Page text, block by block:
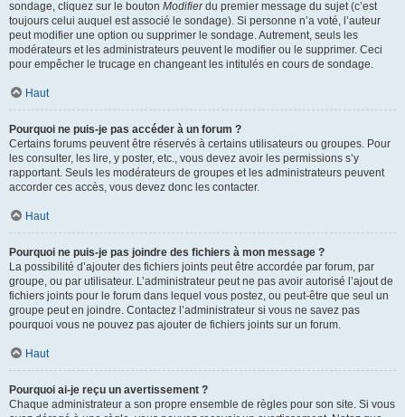
sondage, cliquez sur le bouton Modifierdu premier message du sujet (c’est
toujours celui auquel est associé le sondage). Si personne n’a voté, l’auteur
peut modifier une option ou supprimer le sondage. Autrement, seuls les
modérateurs et les administrateurs peuvent le modifier ou le supprimer. Ceci
pour empêcher le trucage en changeant les intitulés en cours de sondage.
Haut
Pourquoi ne puis-je pas accéder à un forum ?
Certains forums peuvent être réservés à certains utilisateurs ou groupes. Pour
les consulter, les lire, y poster, etc., vous devez avoir les permissions s’y
rapportant. Seuls les modérateurs de groupes et les administrateurs peuvent
accorder ces accès, vous devez donc les contacter.
Haut
Pourquoi ne puis-je pas joindre des fichiers à mon message ?
La possibilité d’ajouter des fichiers joints peut être accordée par forum, par
groupe, ou par utilisateur. L’administrateur peut ne pas avoir autorisé l’ajout de
fichiers joints pour le forum dans lequel vous postez, ou peut-être que seul un
groupe peut en joindre. Contactez l’administrateur si vous ne savez pas
pourquoi vous ne pouvez pas ajouter de fichiers joints sur un forum.
Haut
Pourquoi ai-je reçu un avertissement ?
Chaque administrateur a son propre ensemble de règles pour son site. Si vous